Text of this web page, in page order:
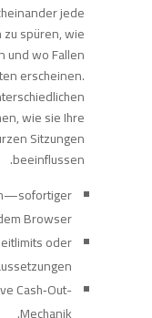
jede
zu spüren, wie
und wo Fallen
erscheinen.
wie sie Ihre
Sitzungen
beeinflussen.
Browser.
oder
Cash‑Out-